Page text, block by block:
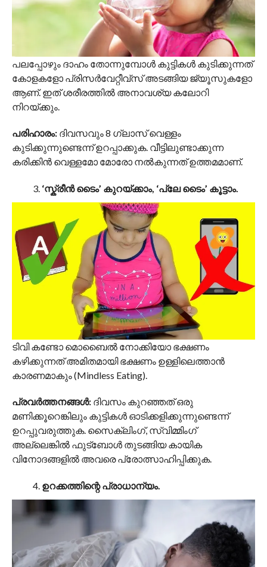
പലപ്പോഴും ദാഹം തോന്നുമ്പോൾ കുട്ടികൾ കുടിക്കുന്നത്
കോളകളോ പ്രിസർവേറ്റീവ്സ് അടങ്ങിയ ജ്യൂസുകളോ
ആണ്. ഇത് ശരീരത്തിൽ അനാവശ്യ കലോറി
നിറയ്ക്കും.
പരിഹാരം: ദിവസവും 8 ഗ്ലാസ് വെള്ളം
കുടിക്കുന്നുണ്ടെന്ന് ഉറപ്പാക്കുക. വീട്ടിലുണ്ടാക്കുന്ന
കരിക്കിൻ വെള്ളമോ മോരോ നൽകുന്നത് ഉത്തമമാണ്.
‘സ്ക്രീൻ ടൈം’ കുറയ്ക്കാം, ‘പ്ലേ ടൈം’ കൂട്ടാം.
ടിവി കണ്ടോ മൊബൈൽ നോക്കിയോ ഭക്ഷണം
കഴിക്കുന്നത് അമിതമായി ഭക്ഷണം ഉള്ളിലെത്താൻ
കാരണമാകും (Mindless Eating).
പ്രവർത്തനങ്ങൾ: ദിവസം കുറഞ്ഞത് ഒരു
മണിക്കൂറെങ്കിലും കുട്ടികൾ ഓടിക്കളിക്കുന്നുണ്ടെന്ന്
ഉറപ്പുവരുത്തുക. സൈക്ലിംഗ്, സ്വിമ്മിംഗ്
അല്ലെങ്കിൽ ഫുട്ബോൾ തുടങ്ങിയ കായിക
വിനോദങ്ങളിൽ അവരെ പ്രോത്സാഹിപ്പിക്കുക.
ഉറക്കത്തിന്റെ പ്രാധാന്യം.